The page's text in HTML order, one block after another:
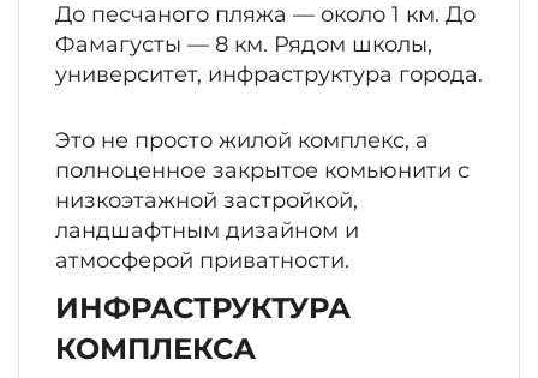
До песчаного пляжа — около 1 км. До
Фамагусты — 8 км. Рядом школы,
университет, инфраструктура города.
Это не просто жилой комплекс, а
полноценное закрытое комьюнити с
низкоэтажной застройкой,
ландшафтным дизайном и
атмосферой приватности.
ИНФРАСТРУКТУРА
КОМПЛЕКСА